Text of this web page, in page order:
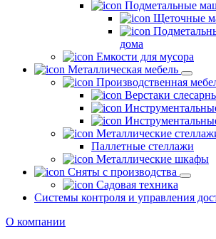
Подметальные
Щеточные
дома
Емкости для мусора
Металлическая мебель
Производственная
Верстаки
Металлические
Паллетные стеллажи
Металлические шкафы
Сняты с производства
Садовая техника
Системы контроля и управления
О компании